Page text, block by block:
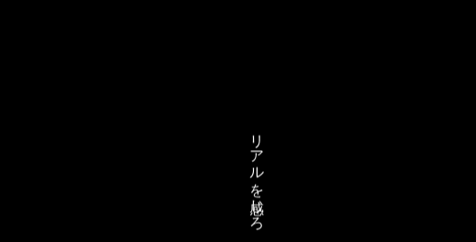
リアルを感じろ